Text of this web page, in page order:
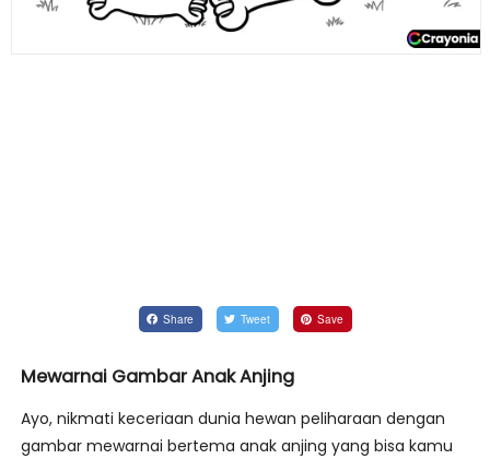
Share Tweet Save
Mewarnai Gambar Anak Anjing
Ayo, nikmati keceriaan dunia hewan peliharaan dengan
gambar mewarnai bertema anak anjing yang bisa kamu